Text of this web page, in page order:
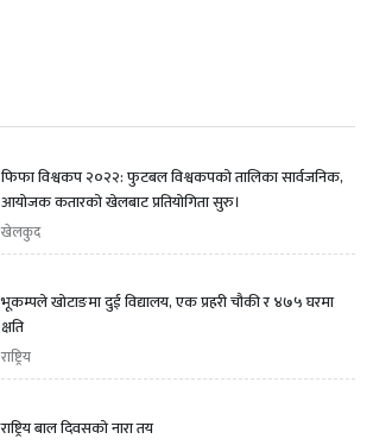
फिफा विश्वकप २०२२: फुटबल विश्वकपको तालिका सार्वजनिक,
आयोजक कतारको खेलबाट प्रतियोगिता सुरु।
खेलकुद
भूकम्पले खोटाङमा दुई विद्यालय, एक प्रहरी चौकी र ४७५ घरमा
क्षति
राष्ट्रिय
राष्ट्रिय बाल दिवसको नारा तय